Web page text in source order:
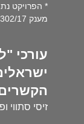
* הפרויקט
מענק 302/17
עורכי
הקשרים,
זיסי סתווי